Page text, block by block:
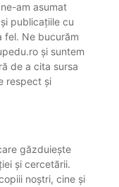
am asumat
publicațiile cu
fel. Ne bucurăm
și suntem
de a cita sursa
respect și
găzduiește
și cercetării.
noștri, cine și